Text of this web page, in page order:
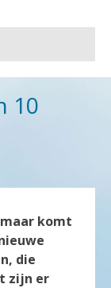
10
komt
die
zijn er